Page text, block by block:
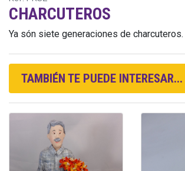
CHARCUTEROS
Ya són siete generaciones de charcuteros.
TAMBIÉN TE PUEDE INTERESAR...